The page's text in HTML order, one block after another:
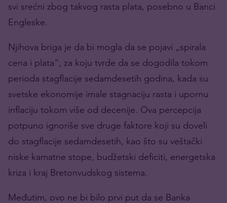
svi srećni zbog takvog rasta plata, posebno u Banci
Engleske.
Njihova briga je da bi mogla da se pojavi „spirala
cena i plata“, za koju tvrde da se dogodila tokom
perioda stagflacije sedamdesetih godina, kada su
svetske ekonomije imale stagnaciju rasta i upornu
inflaciju tokom više od decenije. Ova percepcija
potpuno ignoriše sve druge faktore koji su doveli
do stagflacije sedamdesetih, kao što su veštački
niske kamatne stope, budžetski deficiti, energetska
kriza i kraj Bretonvudskog sistema.
Međutim, ovo ne bi bilo prvi put da se Banka